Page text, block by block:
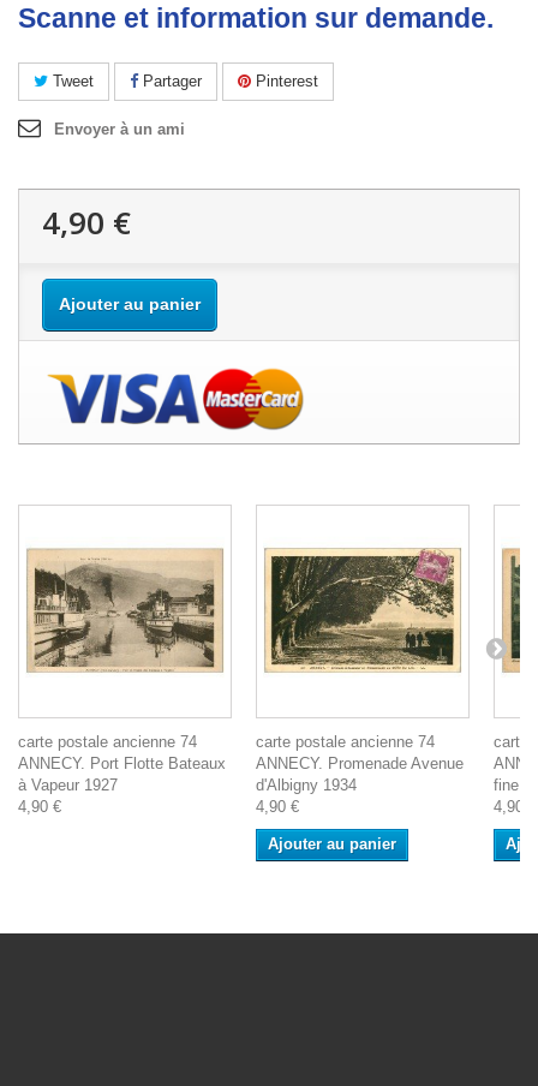
Scanne et information sur demande.
Tweet Partager Pinterest
Envoyer à un ami
4,90 €
Ajouter au panier
carte postale ancienne 74
ANNECY. Port Flotte Bateaux
à Vapeur 1927
4,90 €
carte postale ancienne 74
ANNECY. Promenade Avenue
d'Albigny 1934
4,90 €
Ajouter au panier
carte
fine
4,90 €